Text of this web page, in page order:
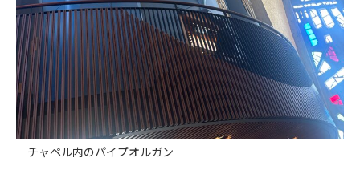
チャペル内のパイプオルガン